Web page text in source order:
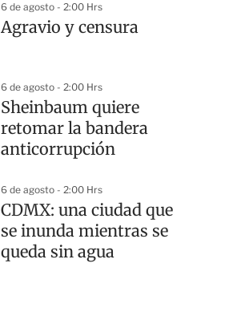
6 de agosto - 2:00 Hrs
Agravio y censura
6 de agosto - 2:00 Hrs
Sheinbaum quiere
retomar la bandera
anticorrupción
6 de agosto - 2:00 Hrs
CDMX: una ciudad que
se inunda mientras se
queda sin agua